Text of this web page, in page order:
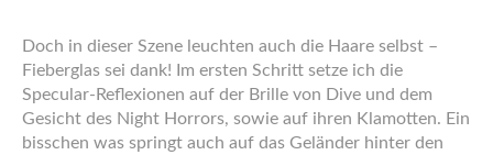
Doch in dieser Szene leuchten auch die Haare selbst –
Fieberglas sei dank! Im ersten Schritt setze ich die
Specular-Reflexionen auf der Brille von Dive und dem
Gesicht des Night Horrors, sowie auf ihren Klamotten. Ein
bisschen was springt auch auf das Geländer hinter den